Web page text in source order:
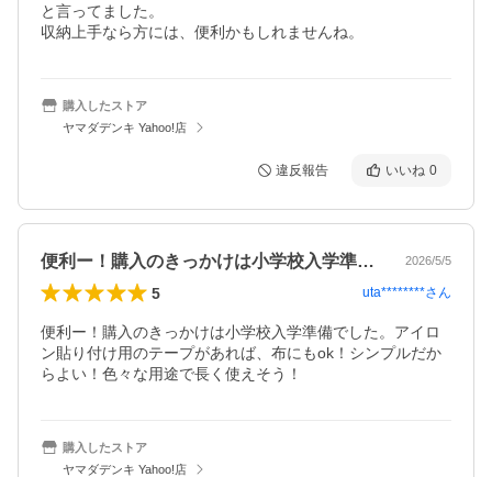
と言ってました。
収納上手なら方には、便利かもしれませんね。
購入したストア
ヤマダデンキ Yahoo!店
違反報告 いいね 0
便利ー！購入のきっかけは小学校入学準備… 2026/5/5
5 uta********さん
便利ー！購入のきっかけは小学校入学準備でした。アイロ
ン貼り付け用のテープがあれば、布にもok！シンプルだか
らよい！色々な用途で長く使えそう！
購入したストア
ヤマダデンキ Yahoo!店